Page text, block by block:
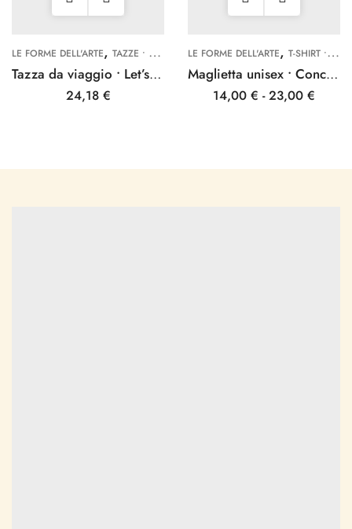
LE FORME DELL'ARTE, TAZZE • BORRACCE
Tazza da viaggio • Let’s Get Lost
24,18 €
LE FORME DELL'ARTE, T-SHIRT • MAGLIETTE
Maglietta unisex • Conchiglie
14,00 € - 23,00 €